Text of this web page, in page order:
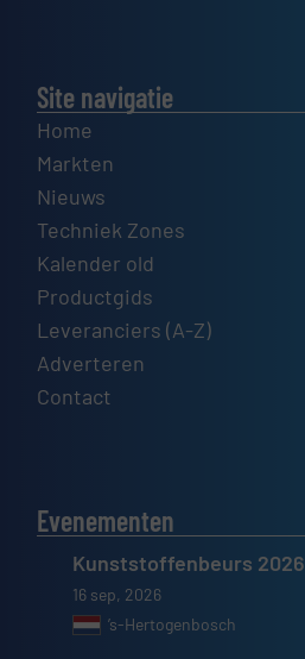
Site navigatie
Home
Markten
Nieuws
Techniek Zones
Kalender old
Productgids
Leveranciers (A-Z)
Adverteren
Contact
Evenementen
Kunststoffenbeurs 2026
16 sep, 2026
’s-Hertogenbosch